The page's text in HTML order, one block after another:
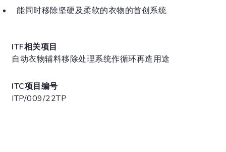
能同时移除坚硬及柔软的衣物的首创系统
ITF相关项目
自动衣物辅料移除处理系统作循环再造用途
ITC项目编号
ITP/009/22TP